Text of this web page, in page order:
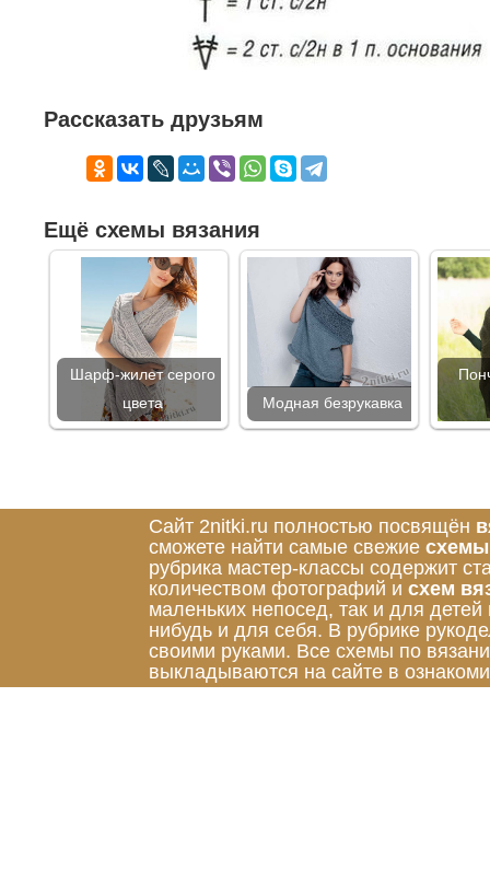
Рассказать друзьям
Ещё схемы вязания
Шарф-жилет серого
цвета
Модная безрукавка
Сайт 2nitki.ru полностью посвящён
сможете найти самые свежие схемы
рубрика мастер-классы содержит
количеством фотографий и схем
маленьких непосед, так и для
нибудь и для себя. В рубрике
своими руками. Все схемы по
выкладываются на сайте в